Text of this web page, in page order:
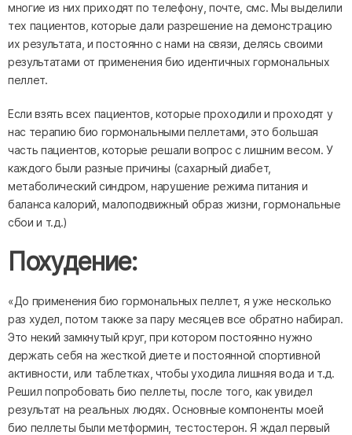
многие из них приходят по телефону, почте, смс. Мы выделили
тех пациентов, которые дали разрешение на демонстрацию
их результата, и постоянно с нами на связи, делясь своими
результатами от применения био идентичных гормональных
пеллет.
Если взять всех пациентов, которые проходили и проходят у
нас терапию био гормональными пеллетами, это большая
часть пациентов, которые решали вопрос с лишним весом. У
каждого были разные причины (сахарный диабет,
метаболический синдром, нарушение режима питания и
баланса калорий, малоподвижный образ жизни, гормональные
сбои и т.д.)
Похудение:
«До применения био гормональных пеллет, я уже несколько
раз худел, потом также за пару месяцев все обратно набирал.
Это некий замкнутый круг, при котором постоянно нужно
держать себя на жесткой диете и постоянной спортивной
активности, или таблетках, чтобы уходила лишняя вода и т.д.
Решил попробовать био пеллеты, после того, как увидел
результат на реальных людях. Основные компоненты моей
био пеллеты были метформин, тестостерон. Я ждал первый